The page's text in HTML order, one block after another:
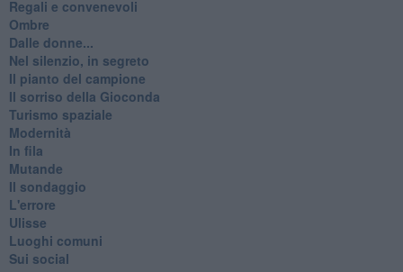
Regali e convenevoli
Ombre
Dalle donne...
Nel silenzio, in segreto
Il pianto del campione
Il sorriso della Gioconda
Turismo spaziale
Modernità
In fila
Mutande
Il sondaggio
L'errore
Ulisse
Luoghi comuni
Sui social